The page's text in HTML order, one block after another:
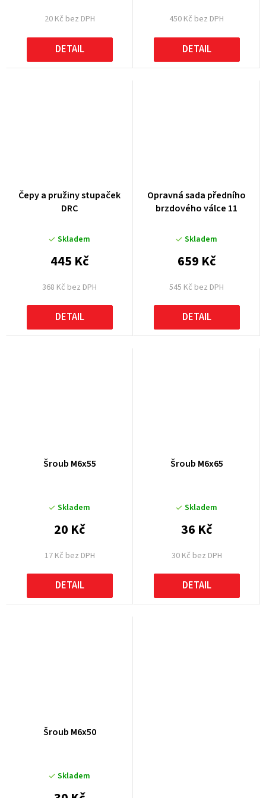
20 Kč bez DPH
DETAIL
450 Kč bez DPH
DETAIL
Čepy a pružiny stupaček
DRC
Skladem
368 Kč bez DPH
445 Kč
DETAIL
Opravná sada předního
brzdového válce 11
Skladem
545 Kč bez DPH
659 Kč
DETAIL
Šroub M6x55
Skladem
17 Kč bez DPH
20 Kč
DETAIL
Šroub M6x65
Skladem
30 Kč bez DPH
36 Kč
DETAIL
Šroub M6x50
Skladem